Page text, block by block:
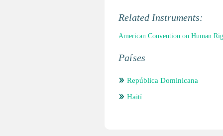
Related Instruments:
American Convention on Human
Países
República Dominicana
Haití